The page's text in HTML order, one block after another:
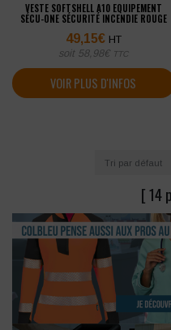
VESTE SOFTSHELL A10 EQUIPEMENT
SÉCU-ONE SÉCURITÉ INCENDIE ROUGE
49,15€ HT
soit 58,98€ TTC
VOIR PLUS D'INFOS
[ 14